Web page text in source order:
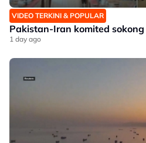
VIDEO TERKINI & POPULAR
Pakistan-Iran komited
1 day ago